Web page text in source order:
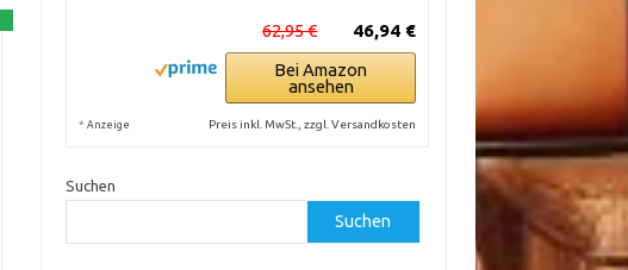
46,94 €
62,95 €
Bei Amazon
ansehen
* Anzeige Preis inkl. MwSt., zzgl. Versandkosten
Suchen
Suchen